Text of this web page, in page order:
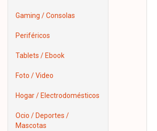
Gaming / Consolas
Periféricos
Tablets / Ebook
Foto / Video
Hogar / Electrodomésticos
Ocio / Deportes /
Mascotas